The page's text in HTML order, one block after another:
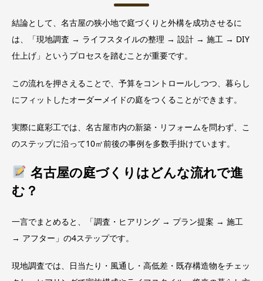
結論として、名古屋の狭小地で庭づくりと外構を成功させるに
は、「現地調査 → ライフスタイルの整理 → 設計 → 施工 → DIY
仕上げ」というプロセスを踏むことが重要です。
この流れを押さえることで、予算をコントロールしつつ、暮らし
にフィットしたオーダーメイドの庭をつくることができます。
実際に庭彩工では、名古屋市内の新築・リフォームを問わず、こ
のステップに沿って10㎡前後の事例を多数手掛けています。
名古屋の庭づくりはどんな流れで進
む？
一言でまとめると、「調査・ヒアリング → プラン提案 → 施工
→ アフター」の4ステップです。
現地調査では、日当たり・風通し・高低差・既存構造物をチェッ